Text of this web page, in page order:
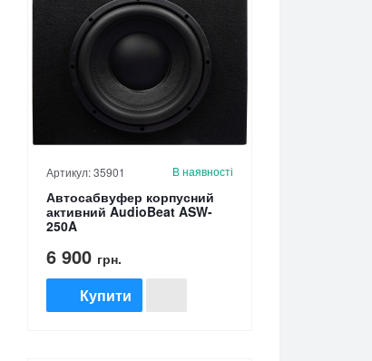
Артикул: 35901 В наявності
Автосабвуфер корпусний
активний AudioBeat ASW-
250A
6 900 грн.
Купити